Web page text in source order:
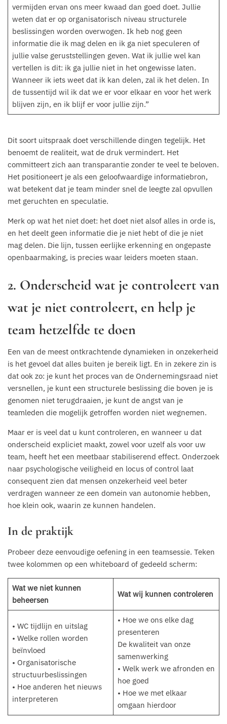
vermijden ervan ons meer kwaad dan goed doet. Jullie
weten dat er op organisatorisch niveau structurele
beslissingen worden overwogen. Ik heb nog geen
informatie die ik mag delen en ik ga niet speculeren of
jullie valse geruststellingen geven. Wat ik jullie wel kan
vertellen is dit: ik ga jullie niet in het ongewisse laten.
Wanneer ik iets weet dat ik kan delen, zal ik het delen. In
de tussentijd wil ik dat we er voor elkaar en voor het werk
blijven zijn, en ik blijf er voor jullie zijn.”
Dit soort uitspraak doet verschillende dingen tegelijk. Het
benoemt de realiteit, wat de druk vermindert. Het
committeert zich aan transparantie zonder te veel te beloven.
Het positioneert je als een geloofwaardige informatiebron,
wat betekent dat je team minder snel de leegte zal opvullen
met geruchten en speculatie.
Merk op wat het niet doet: het doet niet alsof alles in orde is,
en het deelt geen informatie die je niet hebt of die je niet
mag delen. Die lijn, tussen eerlijke erkenning en ongepaste
openbaarmaking, is precies waar leiders moeten staan.
2. Onderscheid wat je controleert van
wat je niet controleert, en help je
team hetzelfde te doen
Een van de meest ontkrachtende dynamieken in onzekerheid
is het gevoel dat alles buiten je bereik ligt. En in zekere zin is
dat ook zo: je kunt het proces van de Ondernemingsraad niet
versnellen, je kunt een structurele beslissing die boven je is
genomen niet terugdraaien, je kunt de angst van je
teamleden die mogelijk getroffen worden niet wegnemen.
Maar er is veel dat u kunt controleren, en wanneer u dat
onderscheid expliciet maakt, zowel voor uzelf als voor uw
team, heeft het een meetbaar stabiliserend effect. Onderzoek
naar psychologische veiligheid en locus of control laat
consequent zien dat mensen onzekerheid veel beter
verdragen wanneer ze een domein van autonomie hebben,
hoe klein ook, waarin ze kunnen handelen.
In de praktijk
Probeer deze eenvoudige oefening in een teamsessie. Teken
twee kolommen op een whiteboard of gedeeld scherm:
Wat we niet kunnen
beheersen
Wat wij kunnen controleren
• WC tijdlijn en uitslag
• Welke rollen worden
beïnvloed
• Organisatorische
structuurbeslissingen
• Hoe anderen het nieuws
interpreteren
• Hoe we ons elke dag
presenteren
De kwaliteit van onze
samenwerking
• Welk werk we afronden en
hoe goed
• Hoe we met elkaar
omgaan hierdoor